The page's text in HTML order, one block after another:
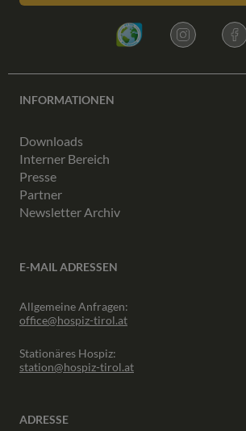
INFORMATIONEN
Downloads
Interner Bereich
Presse
Partner
Newsletter Archiv
E-MAIL ADRESSEN
Allgemeine Anfragen:
office@hospiz-tirol.at
Stationäres Hospiz:
station@hospiz-tirol.at
ADRESSE